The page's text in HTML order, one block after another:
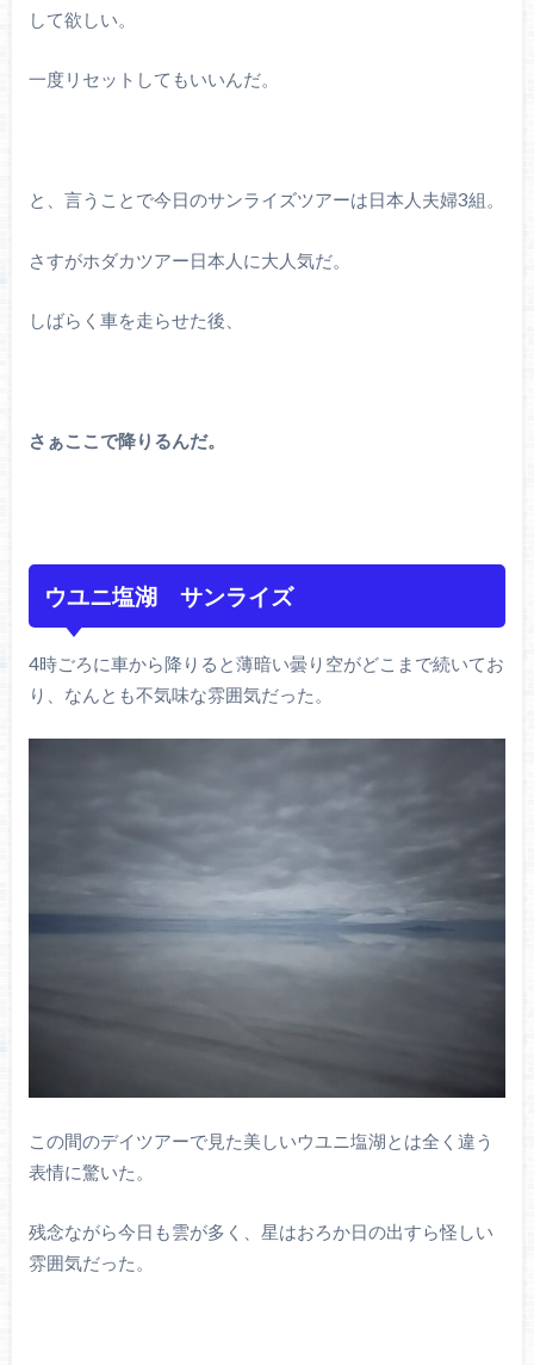
して欲しい。
一度リセットしてもいいんだ。
と、言うことで今日のサンライズツアーは日本人夫婦3組。
さすがホダカツアー日本人に大人気だ。
しばらく車を走らせた後、
さぁここで降りるんだ。
ウユニ塩湖 サンライズ
4時ごろに車から降りると薄暗い曇り空がどこまで続いてお
り、なんとも不気味な雰囲気だった。
この間のデイツアーで見た美しいウユニ塩湖とは全く違う
表情に驚いた。
残念ながら今日も雲が多く、星はおろか日の出すら怪しい
雰囲気だった。